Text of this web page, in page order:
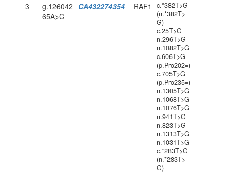
3
g.126042
65A>C
CA432274354 RAF1
c.*382T>G
(n.*382T>
G)
c.25T>G
n.296T>G
n.1082T>G
c.606T>G
(p.Pro202=)
c.705T>G
(p.Pro235=)
n.1305T>G
n.1068T>G
n.1076T>G
n.941T>G
n.823T>G
n.1313T>G
n.1031T>G
c.*283T>G
(n.*283T>
G)